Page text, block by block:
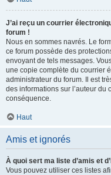
J’ai reçu un courrier
forum !
Nous en sommes navrés. Le
ce forum possède des
envoyant de tels messages.
une copie complète du courrier
administrateur du forum. Il est
des informations sur l’auteur
conséquence.
Haut
Amis et ignorés
À quoi sert ma liste d’amis et
Vous pouvez utiliser ces listes